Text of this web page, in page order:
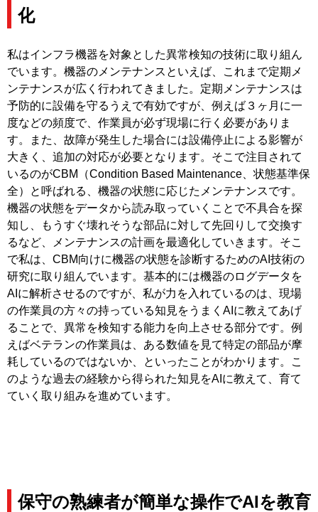
化
私はインフラ機器を対象とした異常検知の技術に取り組ん
でいます。機器のメンテナンスといえば、これまで定期メ
ンテナンスが広く行われてきました。定期メンテナンスは
予防的に設備を守るうえで有効ですが、例えば３ヶ月に一
度などの頻度で、作業員が必ず現場に行く必要がありま
す。また、故障が発生した場合には設備停止による影響が
大きく、追加の対応が必要となります。そこで注目されて
いるのがCBM（Condition Based Maintenance、状態基準保
全）と呼ばれる、機器の状態に応じたメンテナンスです。
機器の状態をデータから読み取っていくことで不具合を探
知し、もうすぐ壊れそうな部品に対して先回りして交換す
るなど、メンテナンスの計画を最適化していきます。そこ
で私は、CBM向けに機器の状態を診断するためのAI技術の
研究に取り組んでいます。基本的には機器のログデータを
AIに解析させるのですが、私が力を入れているのは、現場
の作業員の方々の持っている知見をうまくAIに教えてあげ
ることで、異常を検知する能力を向上させる部分です。例
えばベテランの作業員は、ある数値を見て特定の部品が摩
耗しているのではないか、といったことがわかります。こ
のような過去の経験から得られた知見をAIに教えて、育て
ていく取り組みを進めています。
保守の熟練者が簡単な操作でAIを教育